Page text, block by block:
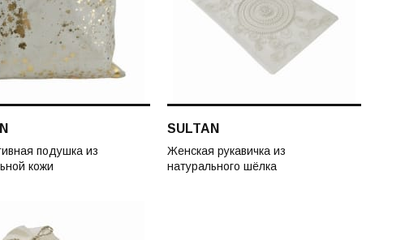
подушка из
кожи
SULTAN
Женская рукавичка из
натурального шёлка